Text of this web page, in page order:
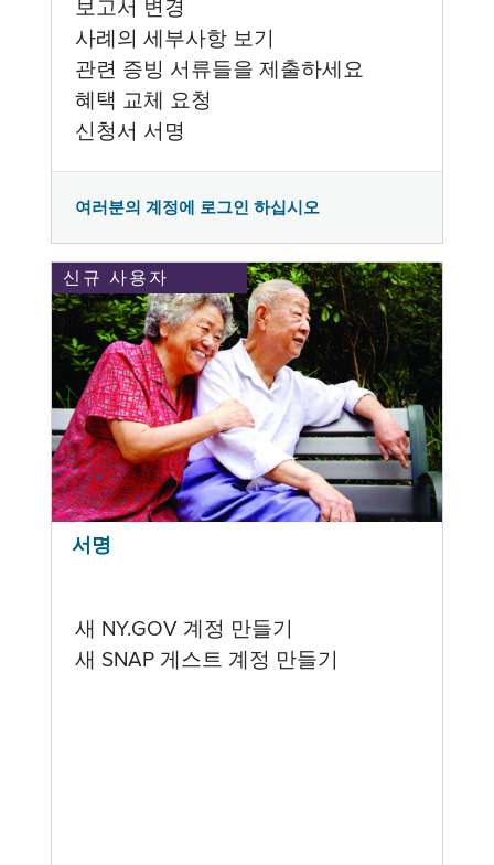
보고서 변경
사례의 세부사항 보기
관련 증빙 서류들을 제출하세요
혜택 교체 요청
신청서 서명
여러분의 계정에 로그인 하십시오
신규 사용자
서명
새 NY.GOV 계정 만들기
새 SNAP 게스트 계정 만들기